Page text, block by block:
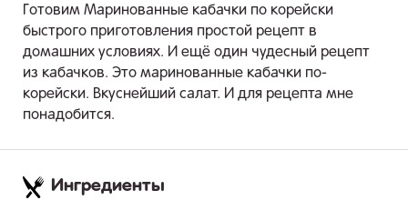
Готовим Маринованные кабачки по корейски
быстрого приготовления простой рецепт в
домашних условиях. И ещё один чудесный рецепт
из кабачков. Это маринованные кабачки по-
корейски. Вкуснейший салат. И для рецепта мне
понадобится.
Ингредиенты